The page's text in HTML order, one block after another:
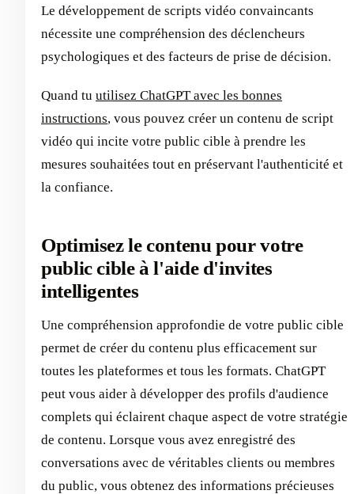
Le développement de scripts vidéo convaincants
nécessite une compréhension des déclencheurs
psychologiques et des facteurs de prise de décision.
Quand tu utilisez ChatGPT avec les bonnes
instructions, vous pouvez créer un contenu de script
vidéo qui incite votre public cible à prendre les
mesures souhaitées tout en préservant l'authenticité et
la confiance.
Optimisez le contenu pour votre
public cible à l'aide d'invites
intelligentes
Une compréhension approfondie de votre public cible
permet de créer du contenu plus efficacement sur
toutes les plateformes et tous les formats. ChatGPT
peut vous aider à développer des profils d'audience
complets qui éclairent chaque aspect de votre stratégie
de contenu. Lorsque vous avez enregistré des
conversations avec de véritables clients ou membres
du public, vous obtenez des informations précieuses